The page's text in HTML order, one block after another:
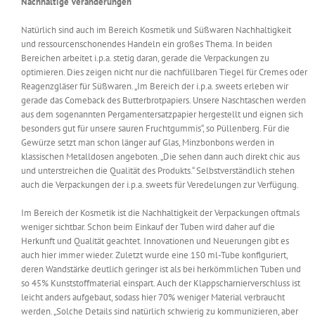
Natürlich sind auch im Bereich Kosmetik und Süßwaren Nachhaltigkeit
und ressourcenschonendes Handeln ein großes Thema. In beiden
Bereichen arbeitet i.p.a. stetig daran, gerade die Verpackungen zu
optimieren. Dies zeigen nicht nur die nachfüllbaren Tiegel für Cremes oder
Reagenzgläser für Süßwaren. „Im Bereich der i.p.a. sweets erleben wir
gerade das Comeback des Butterbrotpapiers. Unsere Naschtaschen werden
aus dem sogenannten Pergamentersatzpapier hergestellt und eignen sich
besonders gut für unsere sauren Fruchtgummis“, so Püllenberg. Für die
Gewürze setzt man schon länger auf Glas, Minzbonbons werden in
klassischen Metalldosen angeboten. „Die sehen dann auch direkt chic aus
und unterstreichen die Qualität des Produkts.“ Selbstverständlich stehen
auch die Verpackungen der i.p.a. sweets für Veredelungen zur Verfügung.
Im Bereich der Kosmetik ist die Nachhaltigkeit der Verpackungen oftmals
weniger sichtbar. Schon beim Einkauf der Tuben wird daher auf die
Herkunft und Qualität geachtet. Innovationen und Neuerungen gibt es
auch hier immer wieder. Zuletzt wurde eine 150 ml-Tube konfiguriert,
deren Wandstärke deutlich geringer ist als bei herkömmlichen Tuben und
so 45% Kunststoffmaterial einspart. Auch der Klappscharnierverschluss ist
leicht anders aufgebaut, sodass hier 70% weniger Material verbraucht
werden. „Solche Details sind natürlich schwierig zu kommunizieren, aber